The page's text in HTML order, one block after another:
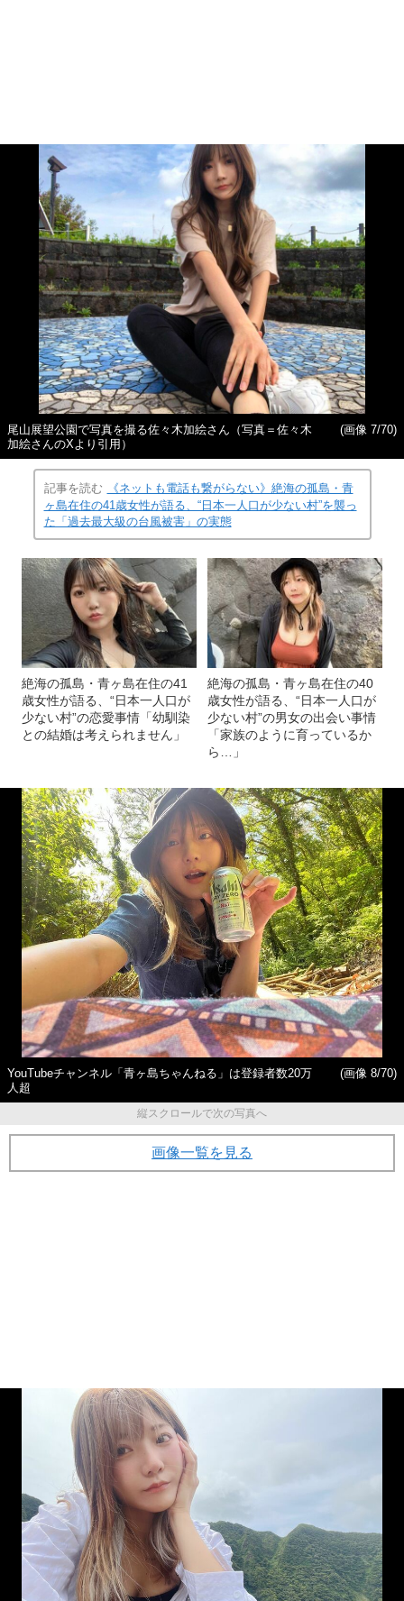
尾山展望公園で写真を撮る佐々木加絵さん（写真＝佐々木
加絵さんのXより引用）
(画像 7/70)
記事を読む
《ネットも電話も繋がらない》絶海の孤島・青
ヶ島在住の41歳女性が語る、“日本一人口が少ない村”を襲っ
た「過去最大級の台風被害」の実態
絶海の孤島・青ヶ島在住の41
歳女性が語る、“日本一人口が
少ない村”の恋愛事情「幼馴染
との結婚は考えられません」
絶海の孤島・青ヶ島在住の40
歳女性が語る、“日本一人口が
少ない村”の男女の出会い事情
「家族のように育っているか
ら…」
YouTubeチャンネル「青ヶ島ちゃんねる」は登録者数20万
人超
(画像 8/70)
縦スクロールで次の写真へ
画像一覧を見る